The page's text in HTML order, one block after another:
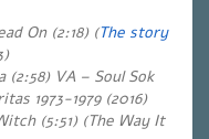
On (2:18) (The story
(2:58) VA – Soul Sok
1973-1979 (2016)
(5:51) (The Way It